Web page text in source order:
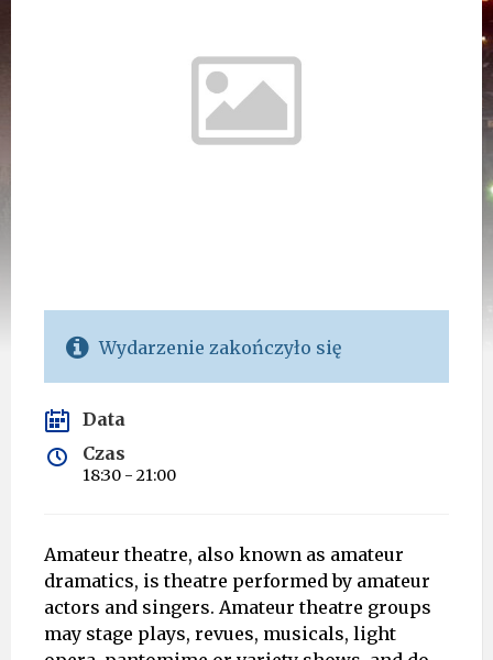
Wydarzenie zakończyło się
Data
Czas
18:30 - 21:00
Amateur theatre, also known as amateur
dramatics, is theatre performed by amateur
actors and singers. Amateur theatre groups
may stage plays, revues, musicals, light